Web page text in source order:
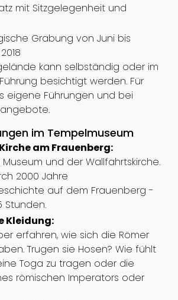
mit Sitzgelegenheit und
Grabung von Juni bis
kann selbständig oder im
besichtigt werden. Für
eigene Führungen und bei
im Tempelmuseum
am Frauenberg:
und der Wallfahrtskirche.
2000 Jahre
auf dem Frauenberg -
Stunden.
Kleidung:
erfahren, wie sich die Römer
Trugen sie Hosen? Wie fühlt
Toga zu tragen oder die
römischen Imperators oder